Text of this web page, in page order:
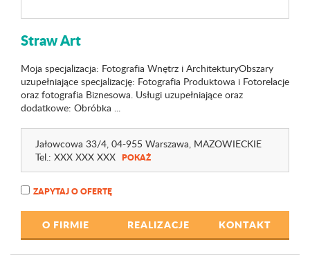
Straw Art
Moja specjalizacja: Fotografia Wnętrz i ArchitekturyObszary
uzupełniające specjalizację: Fotografia Produktowa i Fotorelacje
oraz fotografia Biznesowa. Usługi uzupełniające oraz
dodatkowe: Obróbka ...
Jałowcowa 33/4, 04-955 Warszawa, MAZOWIECKIE
Tel.: XXX XXX XXX POKAŻ
ZAPYTAJ O OFERTĘ
O FIRMIE REALIZACJE KONTAKT